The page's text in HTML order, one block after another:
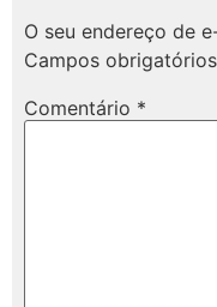
O seu endereço de
Campos
Comentário *